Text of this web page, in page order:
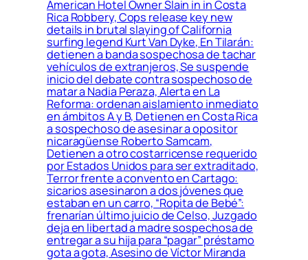
American Hotel Owner Slain in in Costa
Rica Robbery, Cops release key new
details in brutal slaying of California
surfing legend Kurt Van Dyke, En Tilarán:
detienen a banda sospechosa de tachar
vehículos de extranjeros, Se suspende
inicio del debate contra sospechoso de
matar a Nadia Peraza, Alerta en La
Reforma: ordenan aislamiento inmediato
en ámbitos A y B, Detienen en Costa Rica
a sospechoso de asesinar a opositor
nicaragüense Roberto Samcam,
Detienen a otro costarricense requerido
por Estados Unidos para ser extraditado,
Terror frente a convento en Cartago:
sicarios asesinaron a dos jóvenes que
estaban en un carro, “Ropita de Bebé”:
frenarían último juicio de Celso, Juzgado
deja en libertad a madre sospechosa de
entregar a su hija para “pagar” préstamo
gota a gota, Asesino de Víctor Miranda